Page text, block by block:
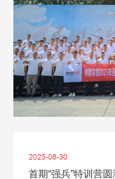
2025-08-30
首期“强兵”特训营